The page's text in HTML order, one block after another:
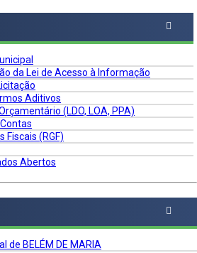
da Lei de Acesso à Informação
Aditivos
(LDO, LOA, PPA)
Fiscais (RGF)
Abertos
de BELÉM DE MARIA